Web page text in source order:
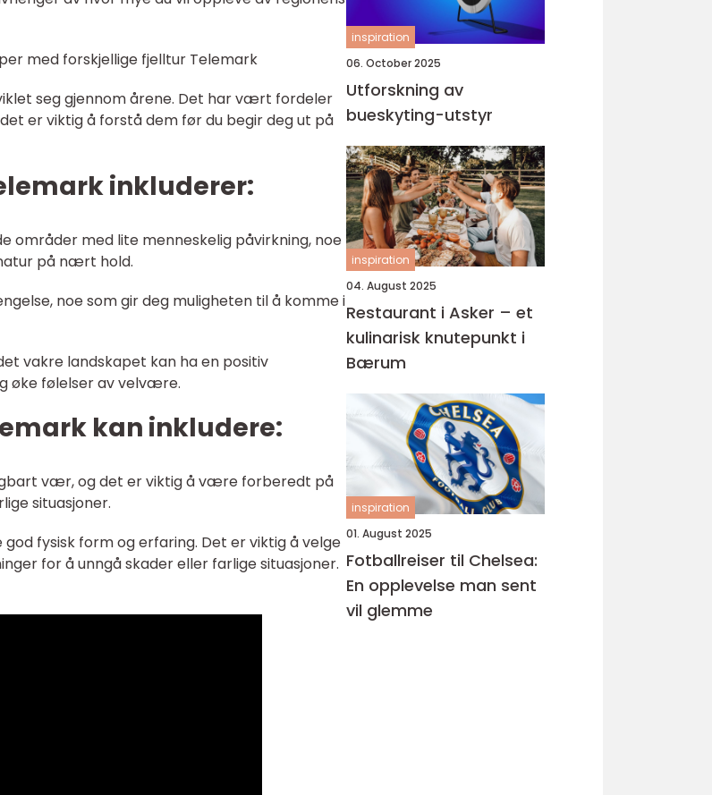
med forskjellige fjelltur Telemark
seg gjennom årene. Det har vært fordeler
er viktig å forstå dem før du begir deg ut på
inkluderer:
områder med lite menneskelig påvirkning, noe
på nært hold.
noe som gir deg muligheten til å komme i
vakre landskapet kan ha en positiv
øke følelser av velvære.
kan inkludere:
vær, og det er viktig å være forberedt på
situasjoner.
fysisk form og erfaring. Det er viktig å velge
for å unngå skader eller farlige situasjoner.
inspiration
06. October 2025
Utforskning av
bueskyting-utstyr
inspiration
04. August 2025
Restaurant i Asker – et
kulinarisk knutepunkt i
Bærum
inspiration
01. August 2025
Fotballreiser til Chelsea:
En opplevelse man sent
vil glemme